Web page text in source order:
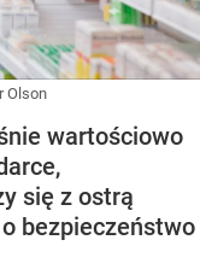
Olson
wartościowo
się z ostrą
bezpieczeństwo